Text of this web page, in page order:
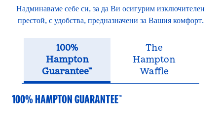
Надминаваме себе си, за да Ви осигурим изключителен
престой, с удобства, предназначени за Вашия комфорт.
100%
Hampton
Guarantee™
The
Hampton
Waffle
100% HAMPTON GUARANTEE™